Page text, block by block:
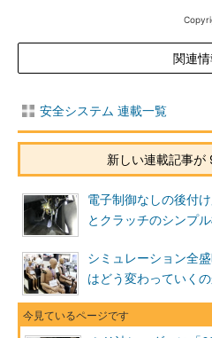
関連情
安全システム 連載一覧
新しい連載記事が
電子制御なしの後付
とクラッチのシンプ
シミュレーション全
はどう変わっていく